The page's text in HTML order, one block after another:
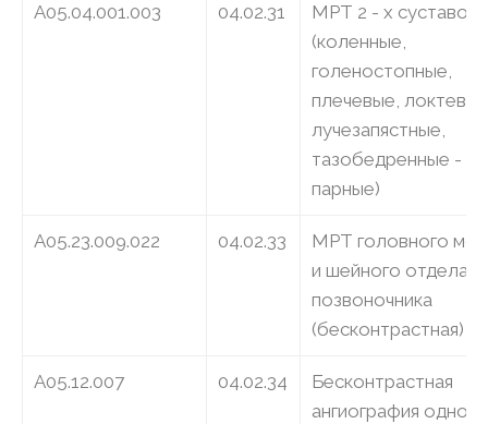
A05.04.001.003 04.02.31
МРТ 2 - х суставов
(коленные,
голеностопные,
плечевые,
лучезапястные,
тазобедренные -
парные)
A05.23.009.022 04.02.33
МРТ головного
и шейного отдела
позвоночника
(бесконтрастная)
A05.12.007 04.02.34
Бесконтрастная
ангиография одной